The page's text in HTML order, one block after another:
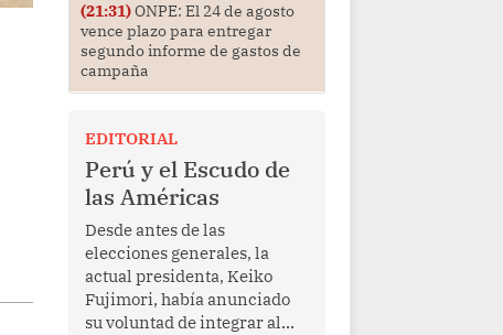
(21:31)ONPE: El 24 de agosto
vence plazo para entregar
segundo informe de gastos de
campaña
EDITORIAL
Perú y el Escudo de
las Américas
Desde antes de las
elecciones generales, la
actual presidenta, Keiko
Fujimori, había anunciado
su voluntad de integrar al